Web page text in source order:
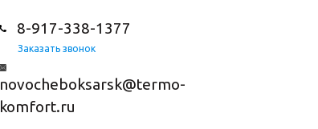
8-917-338-1377
Заказать звонок
novocheboksarsk@termo-
komfort.ru